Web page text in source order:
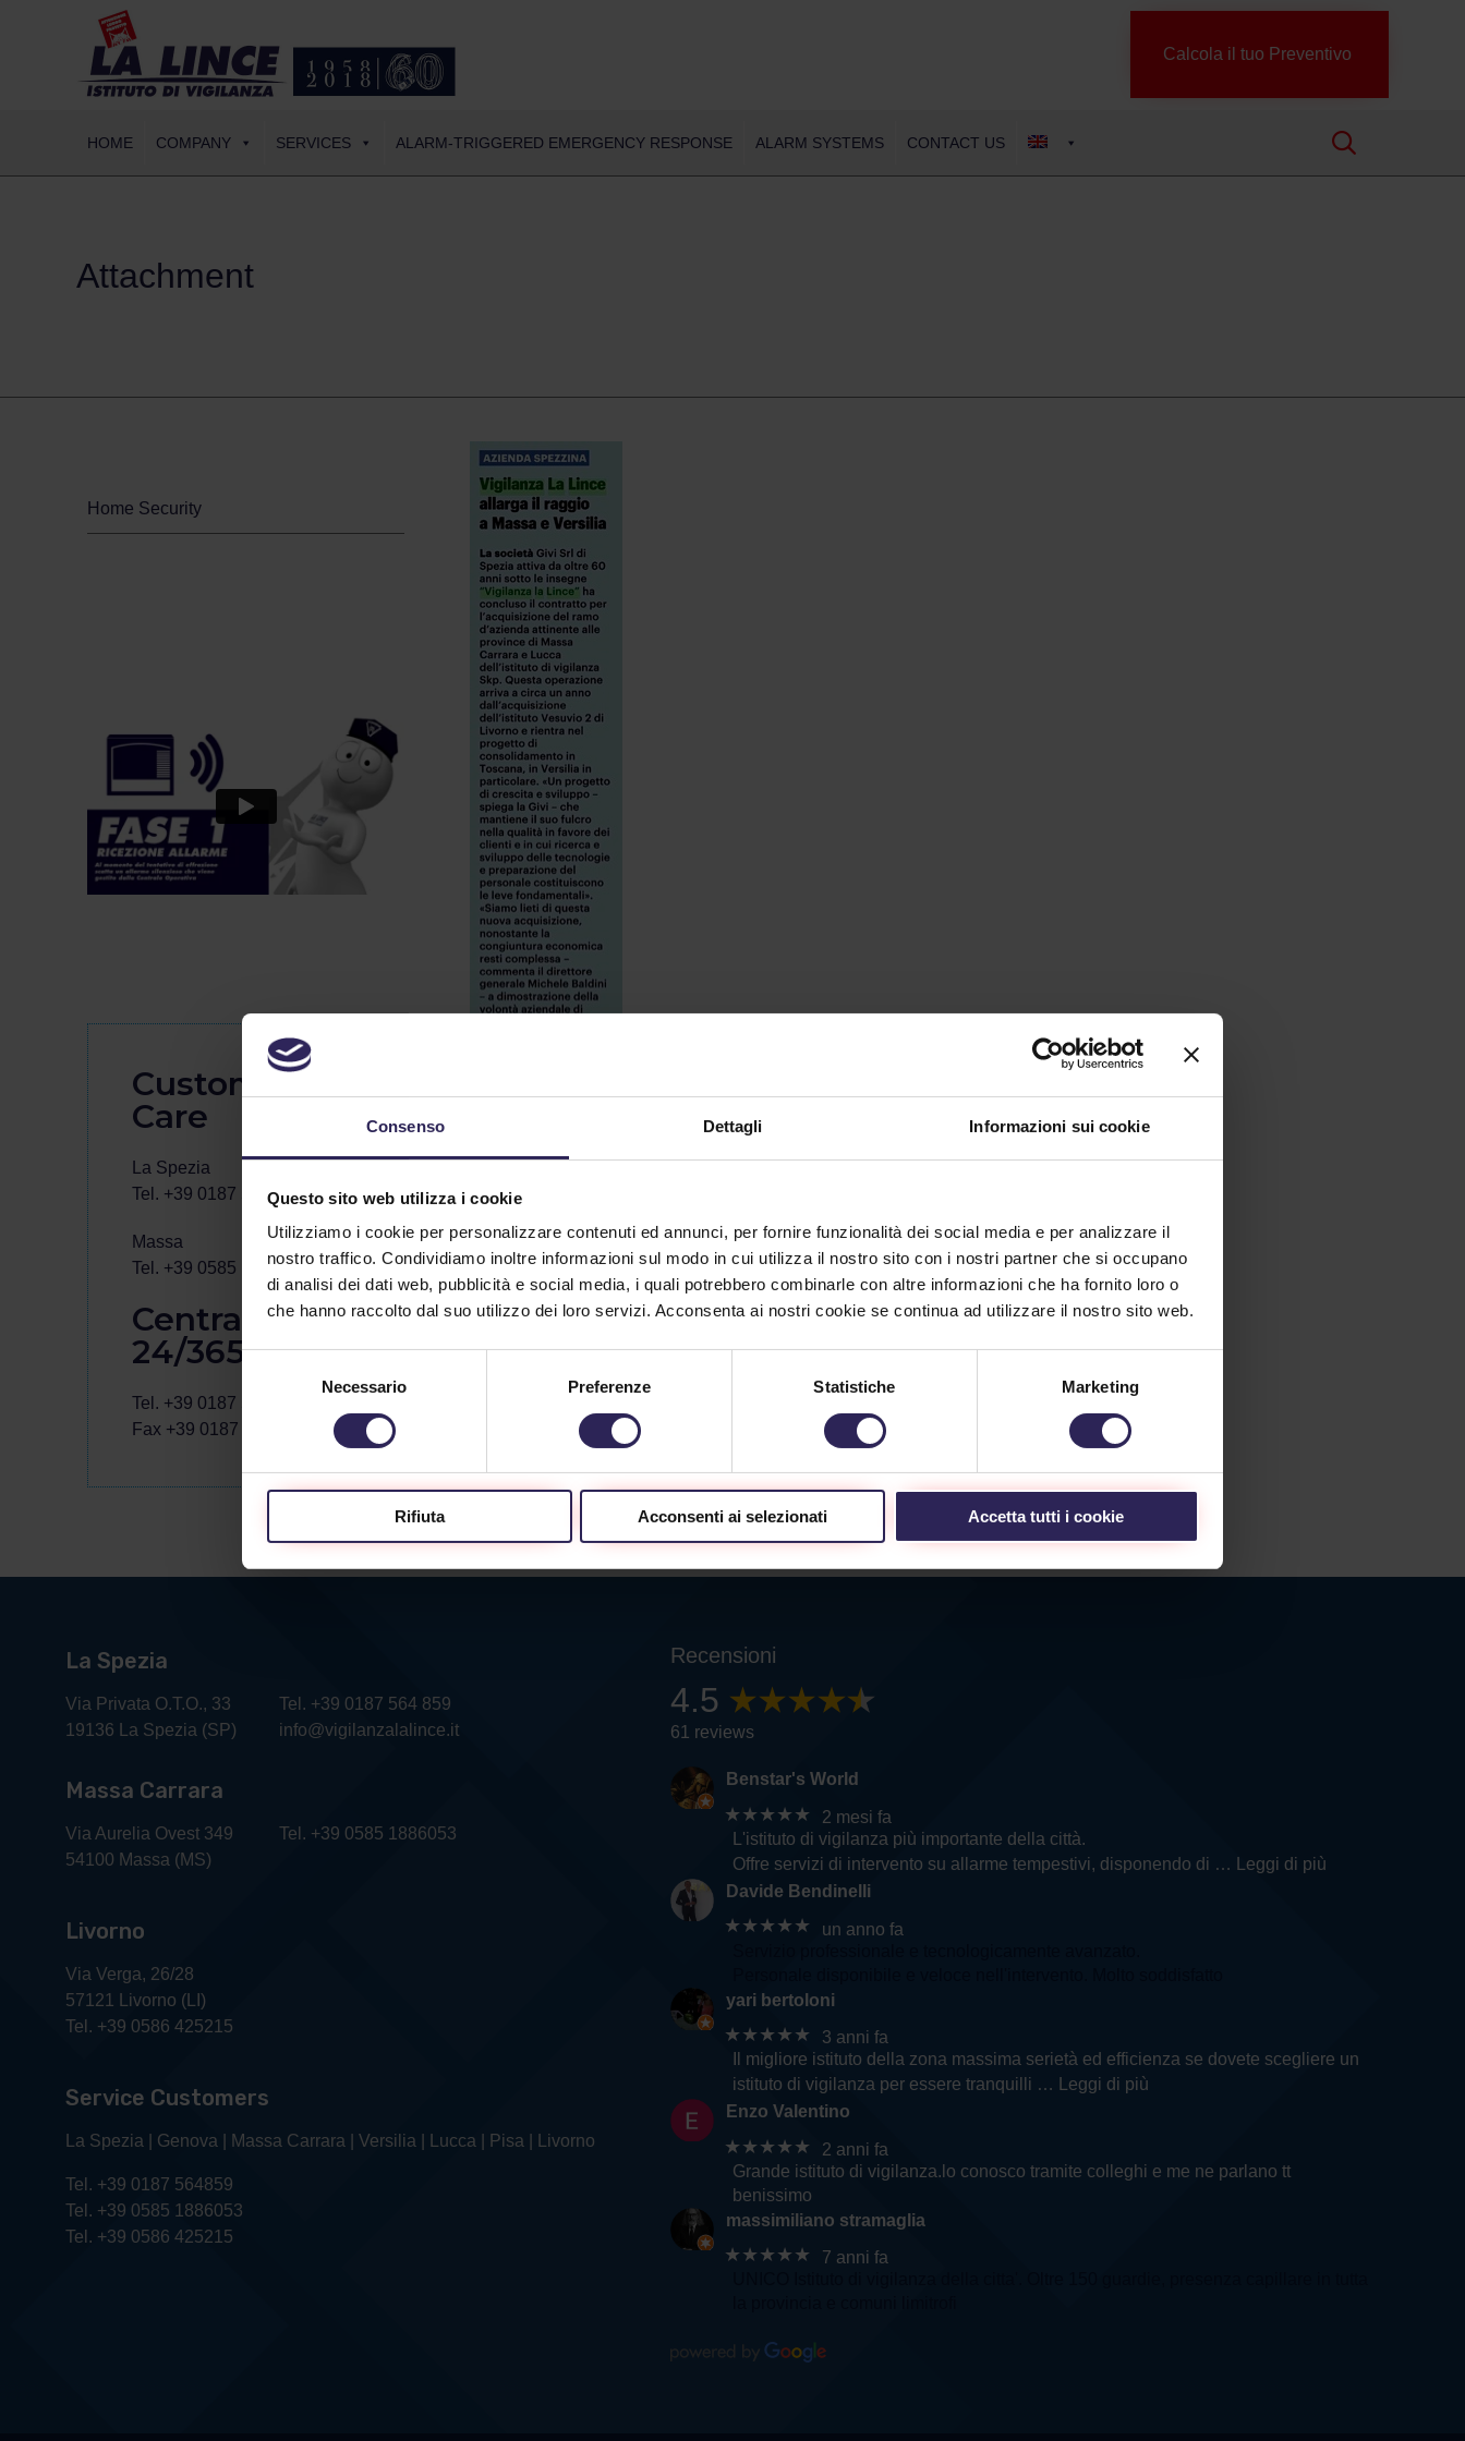
Consenso Dettagli Informazioni sui cookie
Questo sito web utilizza i cookie
Utilizziamo i cookie per personalizzare contenuti ed annunci, per fornire funzionalità dei social media e per analizzare il
nostro traffico. Condividiamo inoltre informazioni sul modo in cui utilizza il nostro sito con i nostri partner che si occupano
di analisi dei dati web, pubblicità e social media, i quali potrebbero combinarle con altre informazioni che ha fornito loro o
che hanno raccolto dal suo utilizzo dei loro servizi. Acconsenta ai nostri cookie se continua ad utilizzare il nostro sito web.
Selezione
Necessario Preferenze Statistiche Marketing
Rifiuta Acconsenti ai selezionati Accetta tutti i cookie
Calcola il tuo Preventivo
HOME COMPANY SERVICES ALARM-TRIGGERED EMERGENCY RESPONSE ALARM SYSTEMS CONTACT US 
Attachment
LaNazione_23.07.2022
IlSecoloXIX_01.08.2022
Original size is
Home Security
Customer
Care
La Spezia
Tel. +39 0187 564859
Massa
Tel. +39 0585 1886053
Central office
24/365
Tel. +39 0187 564858
Fax +39 0187 577070
La Spezia
Via Privata O.T.O., 33
19136 La Spezia (SP)
Tel. +39 0187 564 859
info@vigilanzalalince.it
Massa Carrara
Via Aurelia Ovest 349
54100 Massa (MS)
Tel. +39 0585 1886053
Livorno
Via Verga, 26/28
57121 Livorno (LI)
Tel. +39 0586 425215
Service Customers
La Spezia | Genova | Massa Carrara | Versilia | Lucca | Pisa | Livorno
Tel. +39 0187 564859
Tel. +39 0585 1886053
Tel. +39 0586 425215
Recensioni
4.5
61 reviews
Benstar's World
★★★★★
2 mesi fa
L'istituto di vigilanza più importante della città.
Offre servizi di intervento su allarme tempestivi, disponendo di … Leggi di più
Davide Bendinelli
★★★★★
un anno fa
yari bertoloni
★★★★★
3 anni fa
Il migliore istituto della zona massima serietà ed efficienza se dovete scegliere un
istituto di vigilanza per essere tranquilli … Leggi di più
Enzo Valentino
★★★★★
2 anni fa
Grande istituto di vigilanza.lo conosco tramite colleghi e me ne parlano tt
benissimo
massimiliano stramaglia
★★★★★
7 anni fa